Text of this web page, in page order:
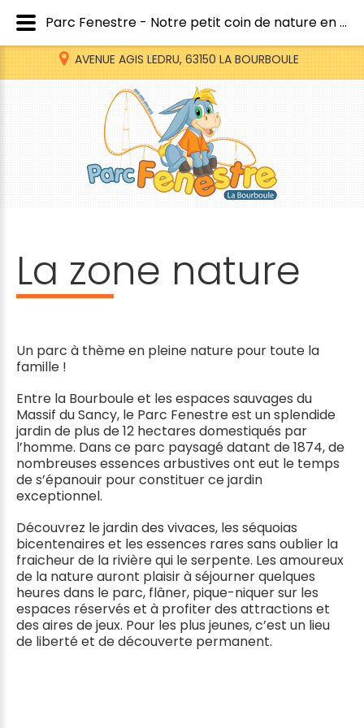
AVENUE AGIS LEDRU, 63150 LA BOURBOULE
La zone nature
Un parc à thème en pleine nature pour toute la
famille !
Entre la Bourboule et les espaces sauvages du
Massif du Sancy, le Parc Fenestre est un splendide
jardin de plus de 12 hectares domestiqués par
l’homme. Dans ce parc paysagé datant de 1874, de
nombreuses essences arbustives ont eut le temps
de s’épanouir pour constituer ce jardin
exceptionnel.
Découvrez le jardin des vivaces, les séquoias
bicentenaires et les essences rares sans oublier la
fraicheur de la rivière qui le serpente. Les amoureux
de la nature auront plaisir à séjourner quelques
heures dans le parc, flâner, pique-niquer sur les
espaces réservés et à profiter des attractions et
des aires de jeux. Pour les plus jeunes, c’est un lieu
de liberté et de découverte permanent.
Parc Fenestre - Notre petit coin de nature en Auvergne